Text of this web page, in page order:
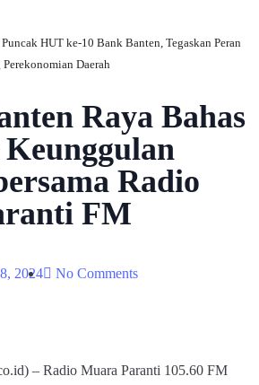
HUT ke-10 Bank Banten, Tegaskan Peran
Daerah
Raya Bahas
Radio
FM
2024 No Comments
– Radio Muara Paranti 105.60 FM